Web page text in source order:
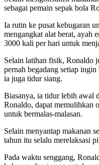
sebagai pemain sepak bola
Ia rutin ke pusat kebugaran
mengangkat alat berat, ayah
3000 kali per hari untuk
Selain latihan fisik, Ronaldo
pernah begadang setiap
ia juga tidur siang.
Biasanya, ia tidur lebih awal
Ronaldo, dapat memulihkan
untuk bermalas-malasan.
Selain menyantap makanan
tahun itu selalu merelaksasi
Pada waktu senggang,